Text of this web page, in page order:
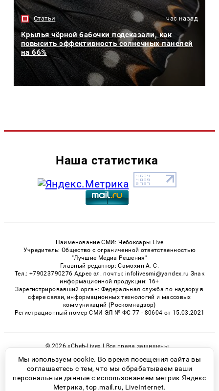
Статьи час назад
Крылья чёрной бабочки подсказали, как
повысить эффективность солнечных панелей
на 66%
Наша статистика
Наименование СМИ: Чебоксары Live
Учредитель: Общество с ограниченной ответственностью
"Лучшие Медиа Решения"
Главный редактор: Самохин А. С.
Тел.: +79023790276 Адрес эл. почты: infolivesmi@yandex.ru Знак
информационной продукции: 16+
Зарегистрировавший орган: Федеральная служба по надзору в
сфере связи, информационных технологий и массовых
коммуникаций (Роскомнадзор)
Регистрационный номер СМИ ЭЛ № ФС 77 - 80604 от 15.03.2021
© 2026 «Cheb-Live» | Все права защищены
Возрастная категория сайта 16+
Политика конфиденциальности
Мы используем cookie. Во время посещения сайта вы
соглашаетесь с тем, что мы обрабатываем ваши
персональные данные с использованием метрик Яндекс
Метрика, top.mail.ru, LiveInternet.